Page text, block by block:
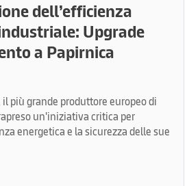
dell’efficienza
Upgrade
a Papirnica
più grande produttore europeo di
un'iniziativa critica per
energetica e la sicurezza delle sue